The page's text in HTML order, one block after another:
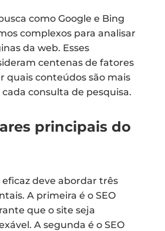
como Google e Bing
complexos para analisar
da web. Esses
centenas de fatores
quais conteúdos são mais
consulta de pesquisa.
principais do
deve abordar três
A primeira é o SEO
que o site seja
A segunda é o SEO